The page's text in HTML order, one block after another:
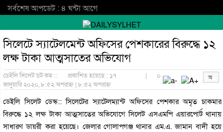
সর্বশেষ আপডেট : ৪ ঘন্টা আগে
সিলেটে স্যাটেলমেন্ট অফিসের পেশকারের বিরুদ্ধে ১২
লক্ষ টাকা আত্মসাতের অভিযোগ
ডেইলি সিলেট ডট কম ::
প্রকাশিত হয়েছে : ১৭
জানুয়ারি ২০২০, ৮:৫২ অপরাহ্ন | ৮:৫২ অপরাহ্ন
| ০
ডেইলি সিলেট ডেস্ক:: সিলেটের স্যাটেলম্যান্ট অফিসের পেশকার অমৃত চাকমার
বিরুদ্ধে ১২ লক্ষ টাকা আত্মসাতের অভিযোগে সিলেট এসএমপি এয়ারপোর্ট থানায়
সাধারণ ডায়রী করা হয়েছে। জেলার গোলাপগঞ্জ থানার এম.এ. জামান বাদী হয়ে